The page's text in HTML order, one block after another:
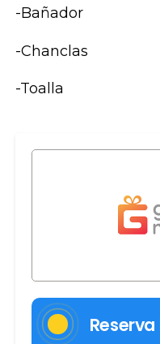
-Bañador
-Chanclas
-Toalla